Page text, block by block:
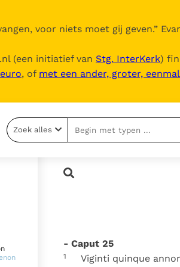
voor niets moet gij geven.”
(een initiatief van Stg. InterKerk)
, of met een ander, groter,
Over ons
Over RK Documenten
Nieuwsbrief
Zoek alles
- Caput 25
1
Viginti quinque